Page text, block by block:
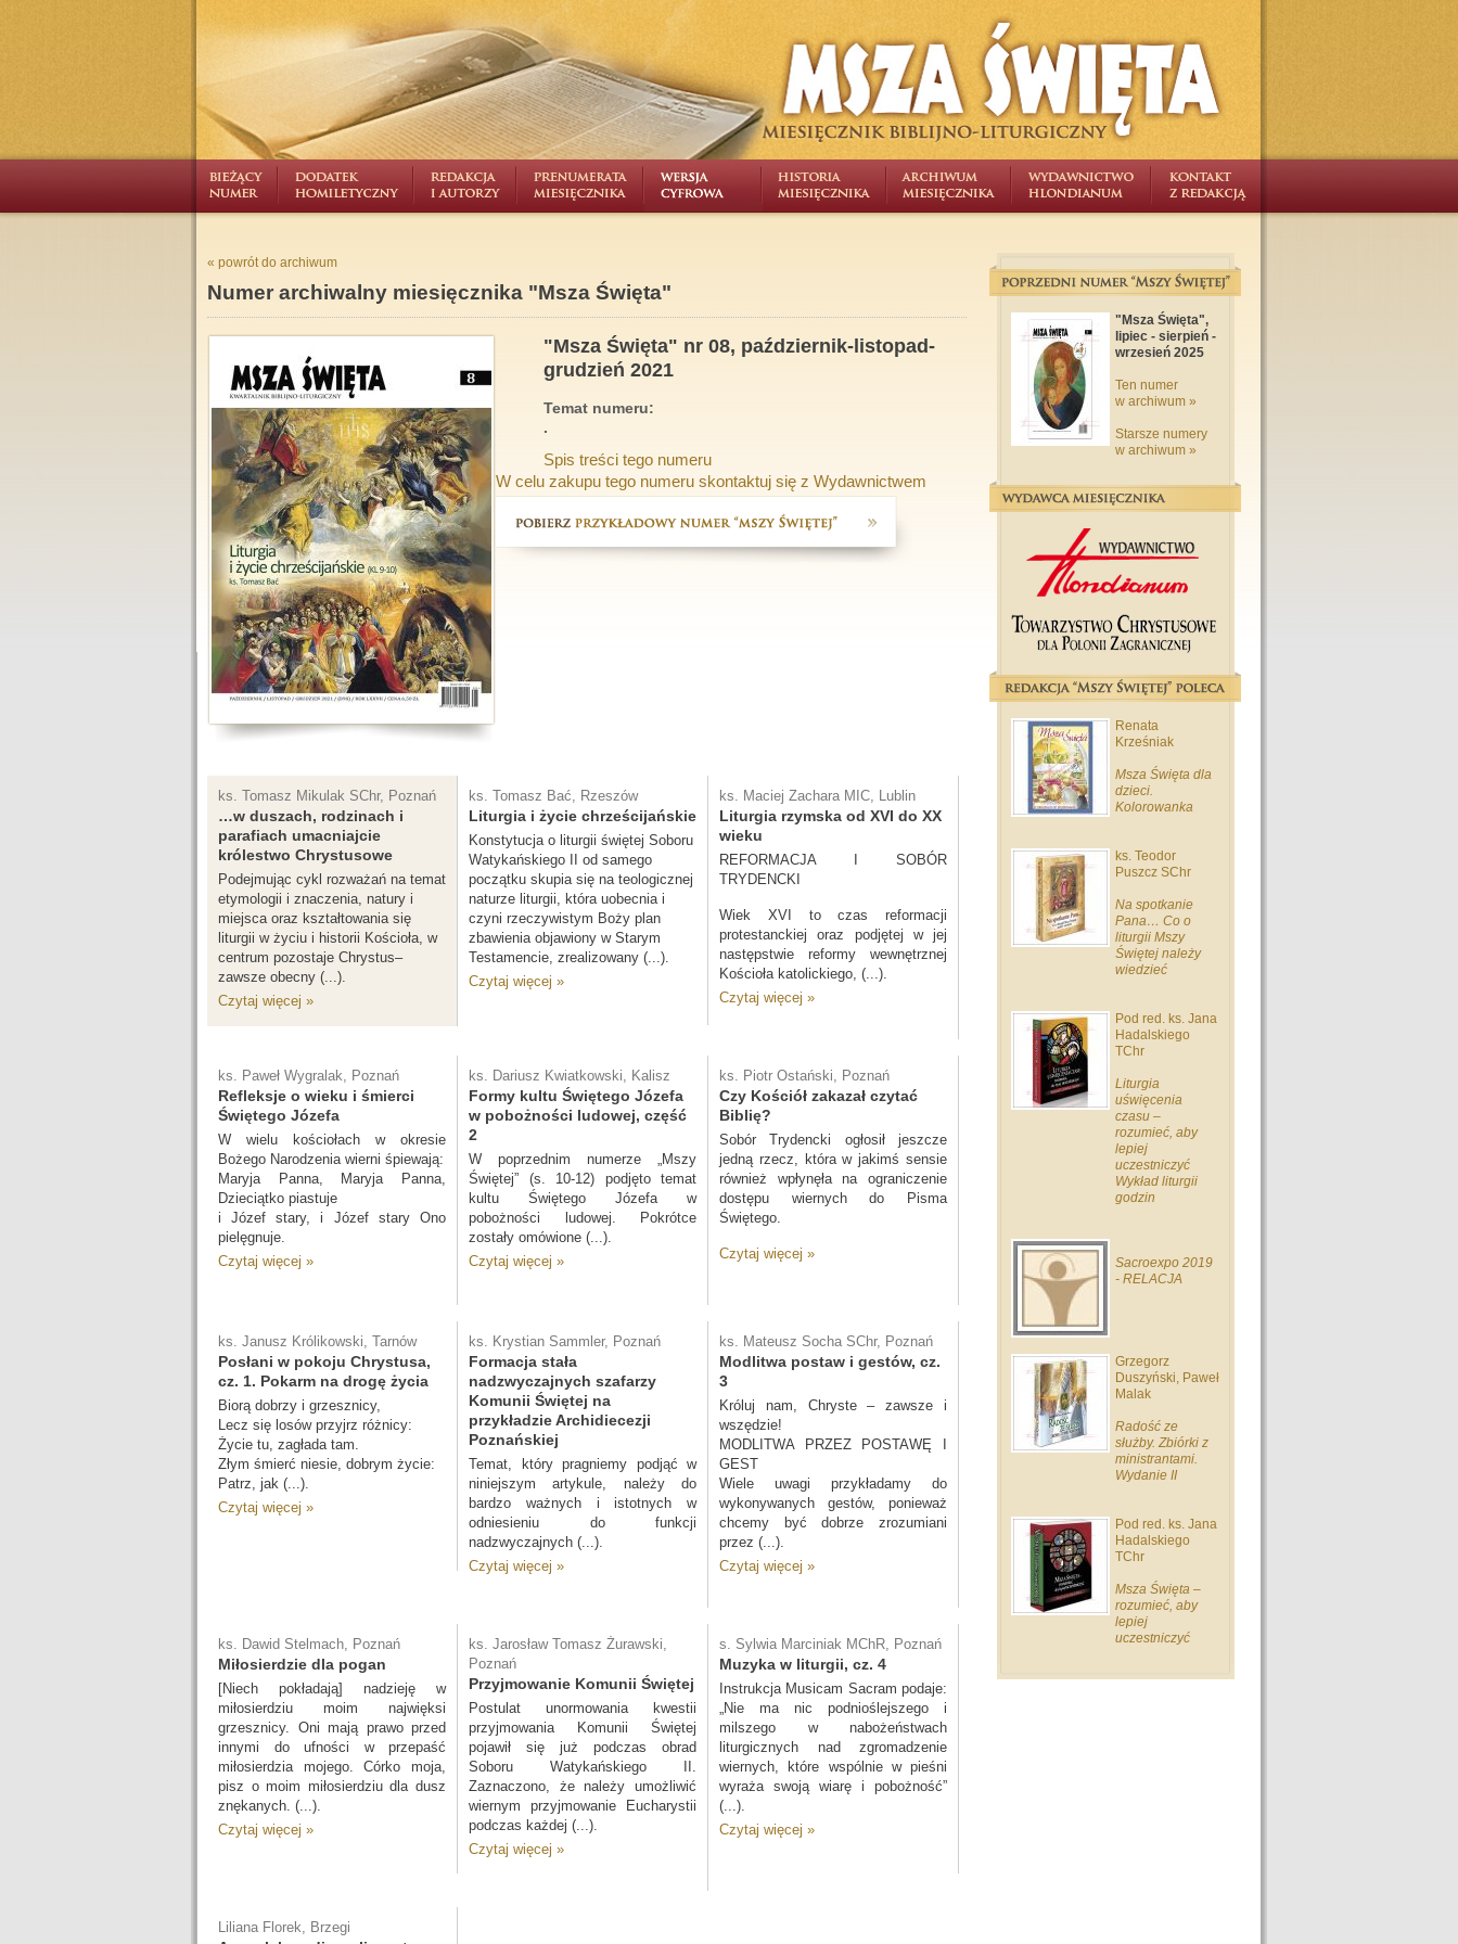
« powrót do archiwum
Numer archiwalny miesięcznika "Msza Święta"
"Msza Święta" nr 08, październik-listopad-
grudzień 2021
Temat numeru:
.
Spis treści tego numeru
W celu zakupu tego numeru skontaktuj się z Wydawnictwem
ks. Tomasz Mikulak SChr, Poznań
…w duszach, rodzinach i
parafiach umacniajcie
królestwo Chrystusowe
Podejmując cykl rozważań na temat
etymologii i znaczenia, natury i
miejsca oraz kształtowania się
liturgii w życiu i historii Kościoła, w
centrum pozostaje Chrystus–
zawsze obecny (...).
Czytaj więcej »
ks. Tomasz Bać, Rzeszów
Liturgia i życie chrześcijańskie
Konstytucja o liturgii świętej Soboru
Watykańskiego II od samego
początku skupia się na teologicznej
naturze liturgii, która uobecnia i
czyni rzeczywistym Boży plan
zbawienia objawiony w Starym
Testamencie, zrealizowany (...).
Czytaj więcej »
ks. Maciej Zachara MIC, Lublin
Liturgia rzymska od XVI do XX
wieku
REFORMACJA I SOBÓR
TRYDENCKI
Wiek XVI to czas reformacji
protestanckiej oraz podjętej w jej
następstwie reformy wewnętrznej
Kościoła katolickiego, (...).
Czytaj więcej »
ks. Paweł Wygralak, Poznań
Refleksje o wieku i śmierci
Świętego Józefa
W wielu kościołach w okresie
Bożego Narodzenia wierni śpiewają:
Maryja Panna, Maryja Panna,
Dzieciątko piastuje
i Józef stary, i Józef stary Ono
pielęgnuje.
Czytaj więcej »
ks. Dariusz Kwiatkowski, Kalisz
Formy kultu Świętego Józefa
w pobożności ludowej, część
2
W poprzednim numerze „Mszy
Świętej” (s. 10-12) podjęto temat
kultu Świętego Józefa w
pobożności ludowej. Pokrótce
zostały omówione (...).
Czytaj więcej »
ks. Piotr Ostański, Poznań
Czy Kościół zakazał czytać
Biblię?
Sobór Trydencki ogłosił jeszcze
jedną rzecz, która w jakimś sensie
również wpłynęła na ograniczenie
dostępu wiernych do Pisma
Świętego.
Czytaj więcej »
ks. Janusz Królikowski, Tarnów
Posłani w pokoju Chrystusa,
cz. 1. Pokarm na drogę życia
Biorą dobrzy i grzesznicy,
Lecz się losów przyjrz różnicy:
Życie tu, zagłada tam.
Złym śmierć niesie, dobrym życie:
Patrz, jak (...).
Czytaj więcej »
ks. Krystian Sammler, Poznań
Formacja stała
nadzwyczajnych szafarzy
Komunii Świętej na
przykładzie Archidiecezji
Poznańskiej
Temat, który pragniemy podjąć w
niniejszym artykule, należy do
bardzo ważnych i istotnych w
odniesieniu do funkcji
nadzwyczajnych (...).
Czytaj więcej »
ks. Mateusz Socha SChr, Poznań
Modlitwa postaw i gestów, cz.
3
Króluj nam, Chryste – zawsze i
wszędzie!
MODLITWA PRZEZ POSTAWĘ I
GEST
Wiele uwagi przykładamy do
wykonywanych gestów, ponieważ
chcemy być dobrze zrozumiani
przez (...).
Czytaj więcej »
ks. Dawid Stelmach, Poznań
Miłosierdzie dla pogan
[Niech pokładają] nadzieję w
miłosierdziu moim najwięksi
grzesznicy. Oni mają prawo przed
innymi do ufności w przepaść
miłosierdzia mojego. Córko moja,
pisz o moim miłosierdziu dla dusz
znękanych. (...).
Czytaj więcej »
ks. Jarosław Tomasz Żurawski,
Poznań
Przyjmowanie Komunii Świętej
Postulat unormowania kwestii
przyjmowania Komunii Świętej
pojawił się już podczas obrad
Soboru Watykańskiego II.
Zaznaczono, że należy umożliwić
wiernym przyjmowanie Eucharystii
podczas każdej (...).
Czytaj więcej »
s. Sylwia Marciniak MChR, Poznań
Muzyka w liturgii, cz. 4
Instrukcja Musicam Sacram podaje:
„Nie ma nic podnioślejszego i
milszego w nabożeństwach
liturgicznych nad zgromadzenie
wiernych, które wspólnie w pieśni
wyraża swoją wiarę i pobożność”
(...).
Czytaj więcej »
Liliana Florek, Brzegi
"Msza Święta",
lipiec - sierpień -
wrzesień 2025
Ten numer
w archiwum »
Starsze numery
w archiwum »
Renata
Krześniak
Msza Święta dla
dzieci.
Kolorowanka
ks. Teodor
Puszcz SChr
Na spotkanie
Pana… Co o
liturgii Mszy
Świętej należy
wiedzieć
Pod red. ks. Jana
Hadalskiego
TChr
Liturgia
uświęcenia
czasu –
rozumieć, aby
lepiej
uczestniczyć
Wykład liturgii
godzin
Sacroexpo 2019
- RELACJA
Grzegorz
Duszyński, Paweł
Malak
Radość ze
służby. Zbiórki z
ministrantami.
Wydanie II
Pod red. ks. Jana
Hadalskiego
TChr
Msza Święta –
rozumieć, aby
lepiej
uczestniczyć